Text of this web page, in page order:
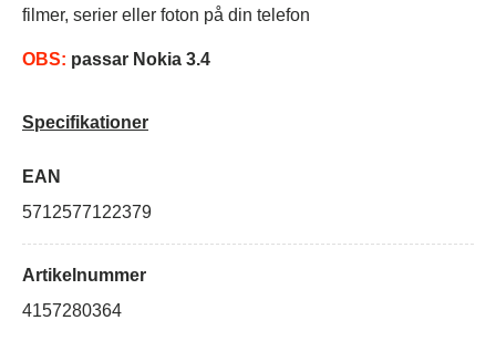
filmer, serier eller foton på din telefon
OBS: passar Nokia 3.4
Specifikationer
EAN
5712577122379
Artikelnummer
4157280364